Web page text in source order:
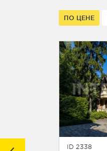
ПО ЦЕНЕ
ID 2338